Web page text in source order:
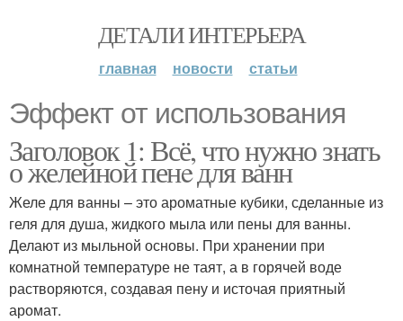
ДЕТАЛИ ИНТЕРЬЕРА
главная новости статьи
Эффект от использования
Заголовок 1: Всё, что нужно знать
о желейной пенe для ванн
Желе для ванны – это ароматные кубики, сделанные из
геля для душа, жидкого мыла или пены для ванны.
Делают из мыльной основы. При хранении при
комнатной температуре не таят, а в горячей воде
растворяются, создавая пену и источая приятный
аромат.